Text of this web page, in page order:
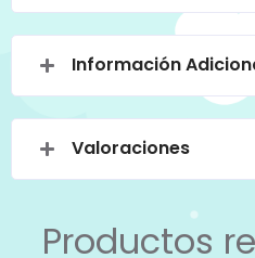
Información
Valoraciones
Productos